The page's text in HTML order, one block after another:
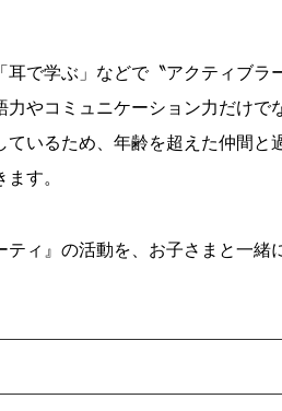
で学ぶ」などで〝アクティブラ
やコミュニケーション力だけで
いるため、年齢を超えた仲間と
す。
ィ』の活動を、お子さまと一緒